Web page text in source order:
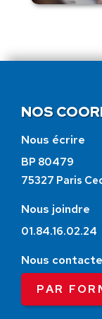
NOS
Nous écrire
BP 80479
75327 Paris
Nous joindre
01.84.16.02.24
Nous
PAR